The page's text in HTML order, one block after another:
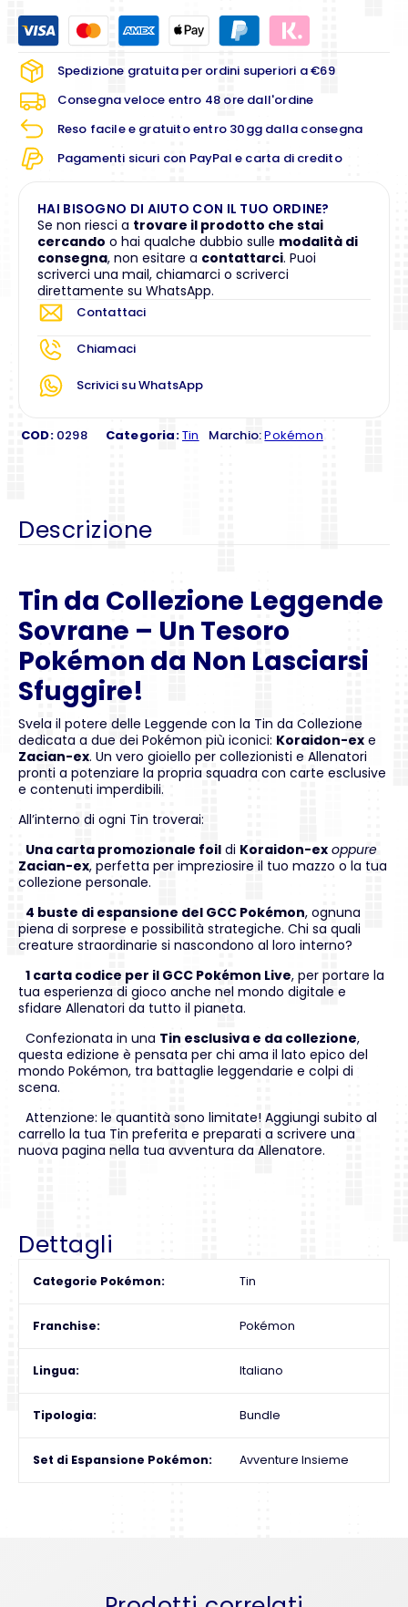
Spedizione gratuita per ordini superiori a €69
Consegna veloce entro 48 ore dall'ordine
Reso facile e gratuito entro 30gg dalla consegna
Pagamenti sicuri con PayPal e carta di credito
HAI BISOGNO DI AIUTO CON IL TUO ORDINE?
Se non riesci a trovare il prodotto che stai
cercando o hai qualche dubbio sulle modalità di
consegna, non esitare a contattarci. Puoi
scriverci una mail, chiamarci o scriverci
direttamente su WhatsApp.
Contattaci
Chiamaci
Scrivici su WhatsApp
COD: 0298 Categoria:Tin Marchio:Pokémon
Descrizione
Tin da Collezione Leggende
Sovrane – Un Tesoro
Pokémon da Non Lasciarsi
Sfuggire!
Svela il potere delle Leggende con la Tin da Collezione
dedicata a due dei Pokémon più iconici: Koraidon-ex e
Zacian-ex. Un vero gioiello per collezionisti e Allenatori
pronti a potenziare la propria squadra con carte esclusive
e contenuti imperdibili.
All’interno di ogni Tin troverai:
Una carta promozionale foil di Koraidon-ex oppure
Zacian-ex, perfetta per impreziosire il tuo mazzo o la tua
collezione personale.
4 buste di espansione del GCC Pokémon, ognuna
piena di sorprese e possibilità strategiche. Chi sa quali
creature straordinarie si nascondono al loro interno?
1 carta codice per il GCC Pokémon Live, per portare la
tua esperienza di gioco anche nel mondo digitale e
sfidare Allenatori da tutto il pianeta.
Confezionata in una Tin esclusiva e da collezione,
questa edizione è pensata per chi ama il lato epico del
mondo Pokémon, tra battaglie leggendarie e colpi di
scena.
Attenzione: le quantità sono limitate! Aggiungi subito al
carrello la tua Tin preferita e preparati a scrivere una
nuova pagina nella tua avventura da Allenatore.
Dettagli
Categorie Pokémon Tin
Franchise Pokémon
Lingua Italiano
Tipologia Bundle
Set di Espansione Pokémon Avventure Insieme